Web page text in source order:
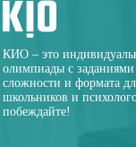
КИО – это
олимпиады с заданиями
сложности и формата
школьников и
побеждайте!